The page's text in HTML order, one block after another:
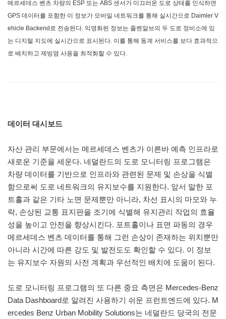
메르세데스 벤츠 차량의 ESP 또는 ABS 센서가 미끄러운 도로 상태를 인식하면
GPS 데이터를 포함한 이 정보가 모바일 네트워크를 통해 실시간으로 Daimler V
ehicle Backend로 전송된다. 익명화된 정보는 졸렌알브의 두 도로 정비소에 있
는 디지털 지도에 실시간으로 표시된다. 이를 통해 동계 서비스를 보다 효과적으
로 배치하고 제빙염 사용을 최적화할 수 있다.
데이터 대시보드
자산 관리 부문에서는 메르세데스 벤츠가 이른바 예측 인프라로
새로운 기준을 세운다. 네덜란드의 도로 모니터링 프로그램은
차량 데이터를 기반으로 인프라와 관련된 문제 및 손상을 식별
함으로써 도로 네트워크의 유지보수를 지원한다. 앞서 말한 포
트홀과 같은 기타 노면 문제뿐만 아니라, 차선 표시의 마모와 누
락, 손상된 교통 표지판을 조기에 식별해 유지관리 작업의 효율
성을 높이고 안전을 향상시킨다. 포트홀이나 표면 파동의 경우
메르세데스 벤츠 데이터를 통해 그런 손상이 존재하는 위치뿐만
아니라 시간에 따른 강도 및 발전도도 확인할 수 있다. 이 정보
는 유지보수 자원의 사전 계획과 우선적인 배치에 도움이 된다.
도로 모니터링 프로그램의 또 다른 중요 측면은 Mercedes-Benz
Data Dashboard로 알려진 사용하기 쉬운 프런트엔드에 있다. M
ercedes Benz Urban Mobility Solutions는 네덜란드 당국의 전문